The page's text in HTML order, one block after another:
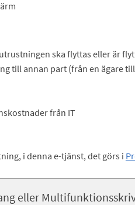
ska flyttas eller är
till annan part (från en ägare
från IT
i denna e-tjänst, det görs i
eller